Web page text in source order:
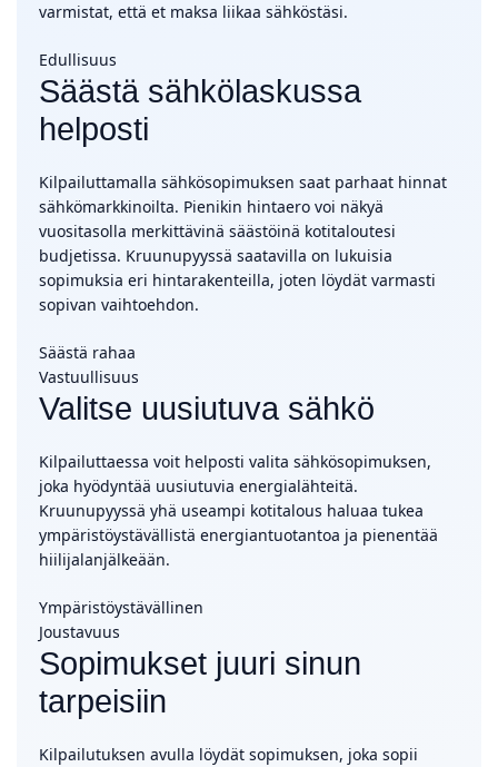
varmistat, että et maksa liikaa sähköstäsi.
Edullisuus
Säästä sähkölaskussa
helposti
Kilpailuttamalla sähkösopimuksen saat parhaat hinnat
sähkömarkkinoilta. Pienikin hintaero voi näkyä
vuositasolla merkittävinä säästöinä kotitaloutesi
budjetissa. Kruunupyyssä saatavilla on lukuisia
sopimuksia eri hintarakenteilla, joten löydät varmasti
sopivan vaihtoehdon.
Säästä rahaa
Vastuullisuus
Valitse uusiutuva sähkö
Kilpailuttaessa voit helposti valita sähkösopimuksen,
joka hyödyntää uusiutuvia energialähteitä.
Kruunupyyssä yhä useampi kotitalous haluaa tukea
ympäristöystävällistä energiantuotantoa ja pienentää
hiilijalanjälkeään.
Ympäristöystävällinen
Joustavuus
Sopimukset juuri sinun
tarpeisiin
Kilpailutuksen avulla löydät sopimuksen, joka sopii